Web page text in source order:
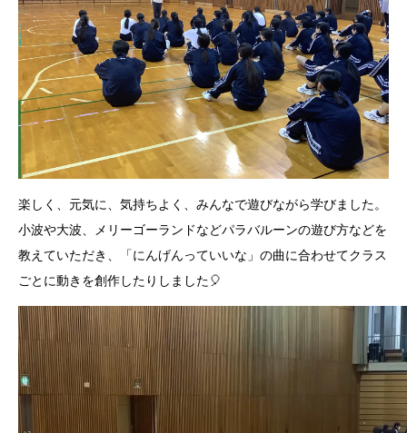
楽しく、元気に、気持ちよく、みんなで遊びながら学びました。
小波や大波、メリーゴーランドなどパラバルーンの遊び方などを
教えていただき、「にんげんっていいな」の曲に合わせてクラス
ごとに動きを創作したりしました🎈